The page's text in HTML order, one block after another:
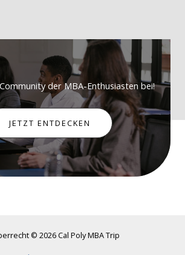
der MBA-Enthusiasten bei!
JETZT ENTDECKEN
© 2026 Cal Poly MBA Trip